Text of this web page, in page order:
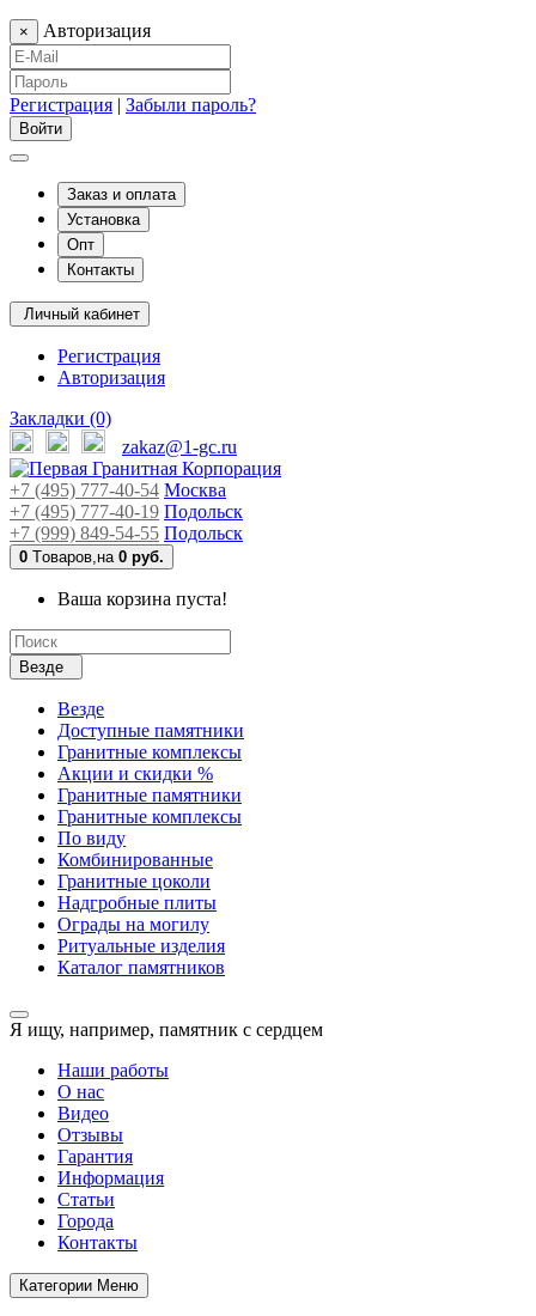
× Авторизация
Регистрация | Забыли пароль?
Заказ и оплата
Установка
Опт
Контакты
Личный кабинет
Регистрация
Авторизация
Закладки (0)
zakaz@1-gc.ru
+7 (495) 777-40-54 Москва
+7 (495) 777-40-19 Подольск
+7 (999) 849-54-55 Подольск
0 Tоваров,на 0 руб.
Ваша корзина пуста!
Везде
Везде
Доступные памятники
Гранитные комплексы
Акции и скидки %
Гранитные памятники
Гранитные комплексы
По виду
Комбинированные
Гранитные цоколи
Надгробные плиты
Ограды на могилу
Ритуальные изделия
Каталог памятников
Я ищу, например, памятник с сердцем
Наши работы
О нас
Видео
Отзывы
Гарантия
Информация
Статьи
Города
Контакты
Категории Меню